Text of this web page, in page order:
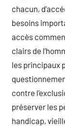
chacun,
besoins
accès
clairs de
les principaux
contre
préserver les
handicap,